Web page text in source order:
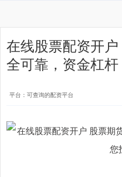
在线股票配资开
全可靠，资金杠
平台：可查询的配资平台